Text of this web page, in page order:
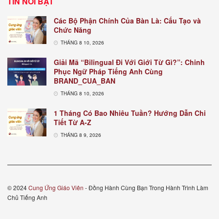
Các Bộ Phận Chính Của Bàn Là: Cấu Tạo và
Chức Năng
THÁNG 8 10, 2026
Giải Mã “Bilingual Đi Với Giới Từ Gì?”: Chinh
Phục Ngữ Pháp Tiếng Anh Cùng
BRAND_CUA_BAN
THÁNG 8 10, 2026
1 Tháng Có Bao Nhiêu Tuần? Hướng Dẫn Chi
Tiết Từ A-Z
THÁNG 8 9, 2026
© 2024Cung Ứng Giáo Viên - Đồng Hành Cùng Bạn Trong Hành Trình Làm
Chủ Tiếng Anh